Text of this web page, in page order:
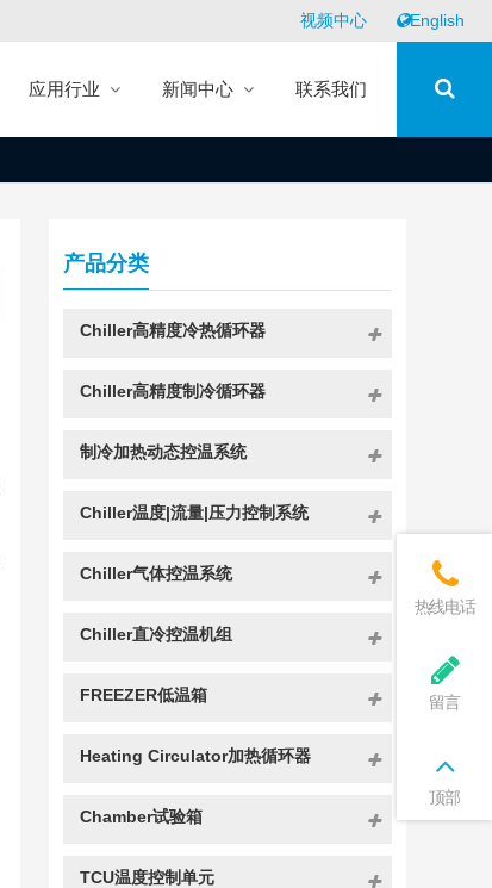
视频中心 English
应用行业 新闻中心 联系我们
产品分类
Chiller高精度冷热循环器
Chiller高精度制冷循环器
制冷加热动态控温系统
Chiller温度|流量|压力控制系统
Chiller气体控温系统
Chiller直冷控温机组
FREEZER低温箱
Heating Circulator加热循环器
Chamber试验箱
TCU温度控制单元
热线电话
留言
顶部